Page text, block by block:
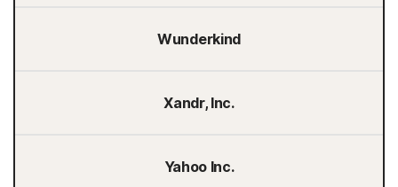
Wunderkind
Xandr, Inc.
Yahoo Inc.